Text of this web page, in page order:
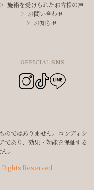
施術を受けられたお客様の声
お問い合わせ
お知らせ
OFFICIAL SNS
のではありません。コンディシ
であり、効果・効能を保証する
。
Rights Reserved.